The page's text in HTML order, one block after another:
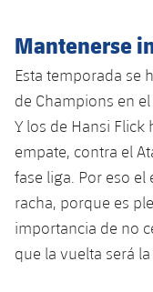
Jugadores
Historia
Palmarés
Jugadores
Juvenil
Infantil
Alevín
PLUSICON
MÁS
Información
plusicon
más
Noticias
Atletismo
plusicon
más
Masculino
Femenino
Baloncesto
plusicon
más
Actualidad
Jugadores
Hockey sobre
plusicon
más
Mantenerse
Esta temporada se
de Champions en
Y los de Hansi
empate, contra el
fase liga. Por eso
racha, porque es
importancia de no
que la vuelta será